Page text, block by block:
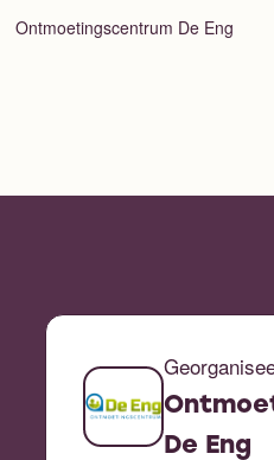
Ontmoetingscentrum De Eng
De Eng